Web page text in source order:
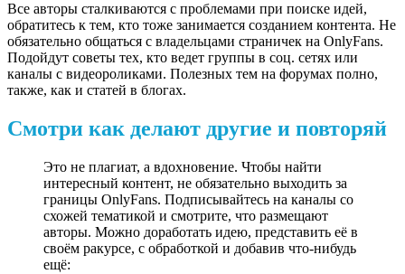
Все авторы сталкиваются с проблемами при поиске идей,
обратитесь к тем, кто тоже занимается созданием контента. Не
обязательно общаться с владельцами страничек на OnlyFans.
Подойдут советы тех, кто ведет группы в соц. сетях или
каналы с видеороликами. Полезных тем на форумах полно,
также, как и статей в блогах.
Смотри как делают другие и повторяй
Это не плагиат, а вдохновение. Чтобы найти
интересный контент, не обязательно выходить за
границы OnlyFans. Подписывайтесь на каналы со
схожей тематикой и смотрите, что размещают
авторы. Можно доработать идею, представить её в
своём ракурсе, с обработкой и добавив что-нибудь
ещё: